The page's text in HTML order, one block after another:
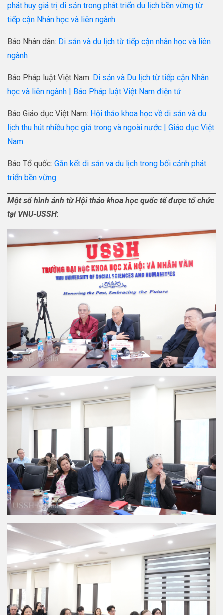
phát huy giá trị di sản trong phát triển du lịch bền vững từ
tiếp cận Nhân học và liên ngành
Báo Nhân dân: Di sản và du lịch từ tiếp cận nhân học và liên
ngành
Báo Pháp luật Việt Nam: Di sản và Du lịch từ tiếp cận Nhân
học và liên ngành | Báo Pháp luật Việt Nam điện tử
Báo Giáo dục Việt Nam: Hội thảo khoa học về di sản và du
lịch thu hút nhiều học giả trong và ngoài nước | Giáo dục Việt
Nam
Báo Tổ quốc: Gắn kết di sản và du lịch trong bối cảnh phát
triển bền vững
Một số hình ảnh từ Hội thảo khoa học quốc tế được tổ chức
tại VNU-USSH: